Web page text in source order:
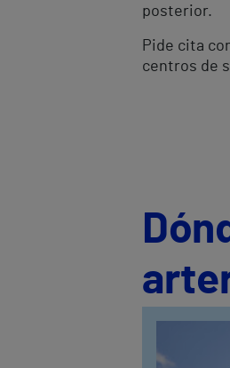
posterior.
Pide cita
centros de